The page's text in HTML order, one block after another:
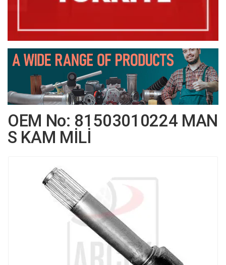
OEM No: 81503010224 MAN
S KAM MİLİ